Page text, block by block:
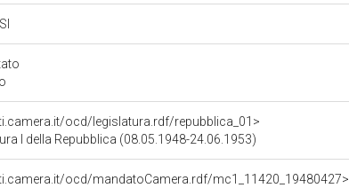
ocd/legislatura.rdf/repubblica_01>
I della Repubblica (08.05.1948-24.06.1953)
ocd/mandatoCamera.rdf/mc1_11420_19480427>